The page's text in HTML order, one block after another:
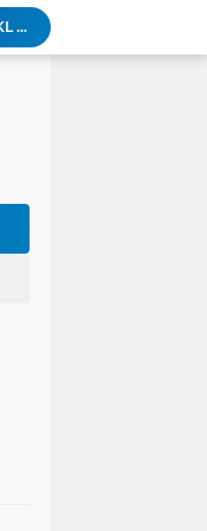
Pak lurah Bulak Banteng Berikan Arahan dan Solusi Lagi Buat Para PKL di TPU Dukuh Bulak Banteng Surabaya
# Warga bulak banteng wetan Gang 8 Kompak Gotong Royong Membangun Gapuro #
Khotaman dan Imtihan TPQ Al Islami Metode Qiroati Angkatan ke XXVI tahun 2026